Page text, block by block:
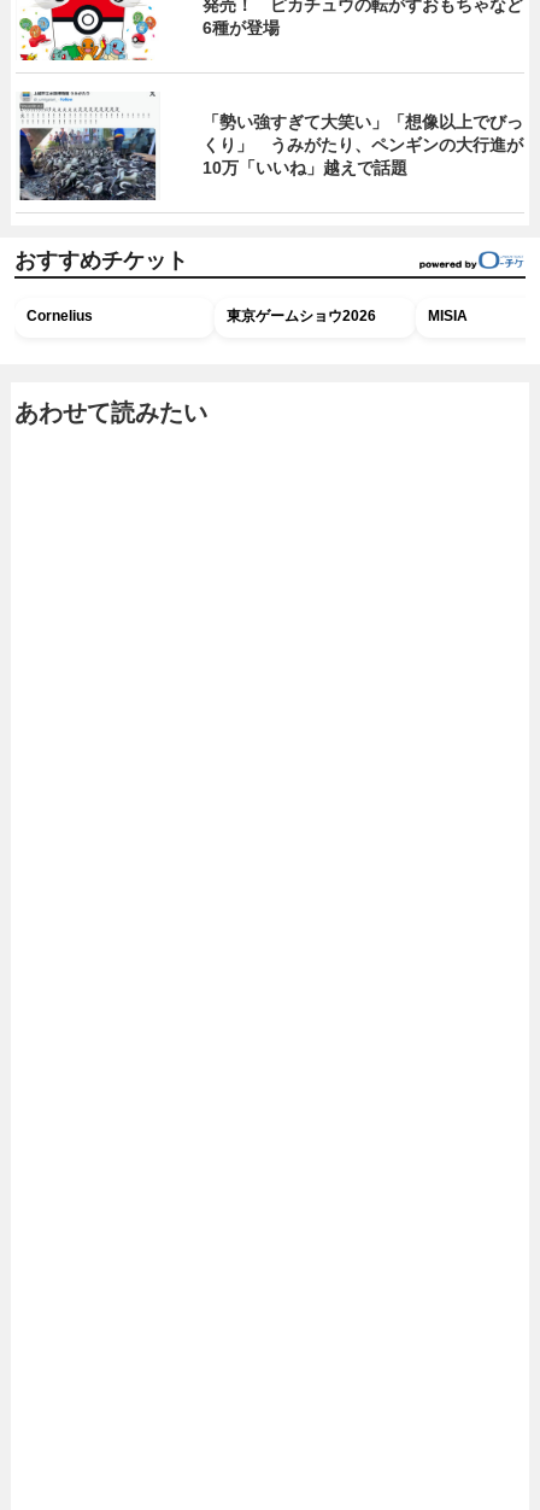
発売！ ピカチュウの転がすおもちゃなど
6種が登場
「勢い強すぎて大笑い」「想像以上でびっ
くり」 うみがたり、ペンギンの大行進が
10万「いいね」越えで話題
おすすめチケット
Cornelius 東京ゲームショウ2026 MISIA
あわせて読みたい